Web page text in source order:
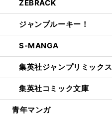
ZEBRACK
ジャンプルーキー！
S-MANGA
集英社ジャンプリミックス
集英社コミック文庫
青年マンガ